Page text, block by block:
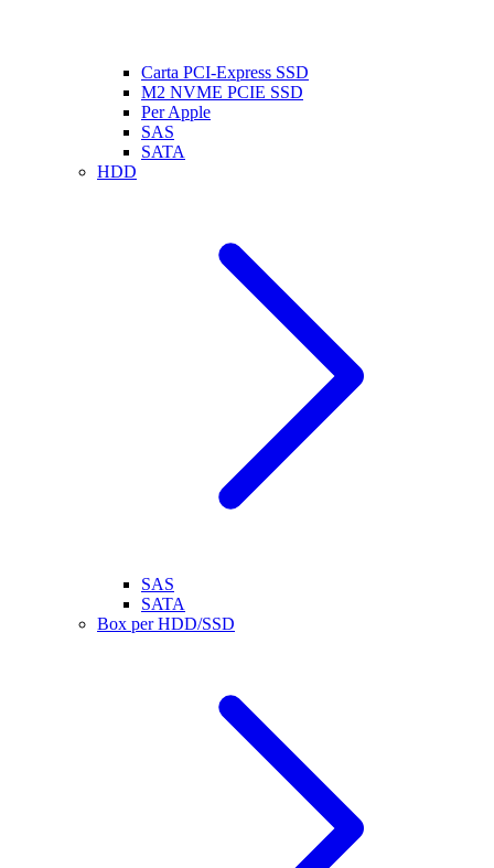
Carta PCI-Express SSD
M2 NVME PCIE SSD
Per Apple
SAS
SATA
HDD
SAS
SATA
Box per HDD/SSD